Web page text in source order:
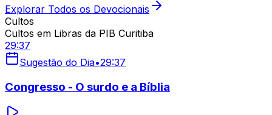
Explorar Todos os Devocionais
Cultos
Cultos em Libras da PIB Curitiba
29:37
Sugestão do Dia•29:37
Congresso - O surdo e a Bíblia